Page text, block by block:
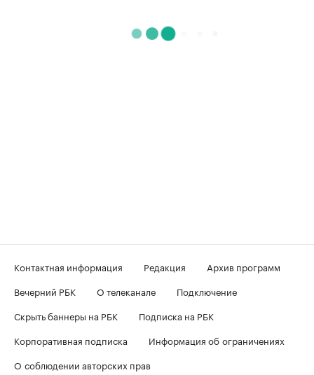
Контактная информация Редакция
Архив программ
Вечерний РБК
О телеканале
Подключение
Скрыть баннеры на РБК
Подписка на РБК
Корпоративная подписка
Информация об ограничениях
О соблюдении авторских прав